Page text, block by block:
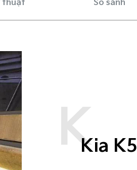
thuật So sánh
KKia K5